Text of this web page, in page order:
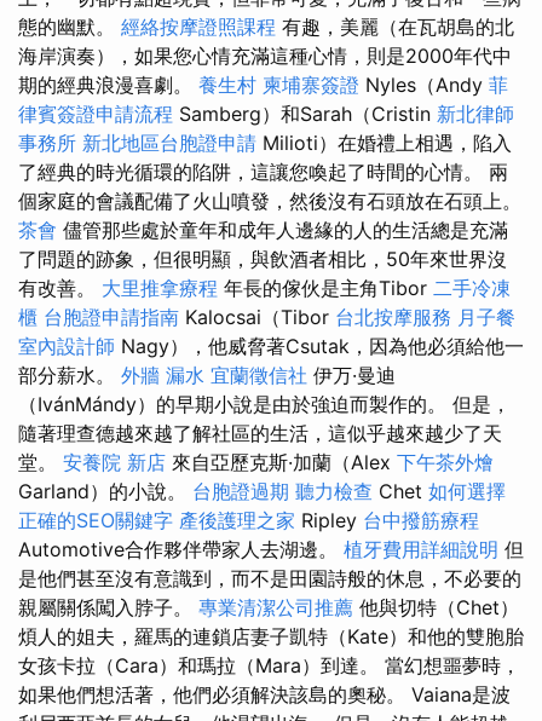
態的幽默。 經絡按摩證照課程 有趣，美麗（在瓦胡島的北
海岸演奏），如果您心情充滿這種心情，則是2000年代中
期的經典浪漫喜劇。 養生村 柬埔寨簽證 Nyles（Andy 菲
律賓簽證申請流程 Samberg）和Sarah（Cristin 新北律師
事務所 新北地區台胞證申請 Milioti）在婚禮上相遇，陷入
了經典的時光循環的陷阱，這讓您喚起了時間的心情。 兩
個家庭的會議配備了火山噴發，然後沒有石頭放在石頭上。
茶會 儘管那些處於童年和成年人邊緣的人的生活總是充滿
了問題的跡象，但很明顯，與飲酒者相比，50年來世界沒
有改善。 大里推拿療程 年長的傢伙是主角Tibor 二手冷凍
櫃 台胞證申請指南 Kalocsai（Tibor 台北按摩服務 月子餐
室內設計師 Nagy），他威脅著Csutak，因為他必須給他一
部分薪水。 外牆 漏水 宜蘭徵信社 伊万·曼迪
（IvánMándy）的早期小說是由於強迫而製作的。 但是，
隨著理查德越來越了解社區的生活，這似乎越來越少了天
堂。 安養院 新店 來自亞歷克斯·加蘭（Alex 下午茶外燴
Garland）的小說。 台胞證過期 聽力檢查 Chet 如何選擇
正確的SEO關鍵字 產後護理之家 Ripley 台中撥筋療程
Automotive合作夥伴帶家人去湖邊。 植牙費用詳細說明 但
是他們甚至沒有意識到，而不是田園詩般的休息，不必要的
親屬關係闖入脖子。 專業清潔公司推薦 他與切特（Chet）
煩人的姐夫，羅馬的連鎖店妻子凱特（Kate）和他的雙胞胎
女孩卡拉（Cara）和瑪拉（Mara）到達。 當幻想噩夢時，
如果他們想活著，他們必須解決該島的奧秘。 Vaiana是波